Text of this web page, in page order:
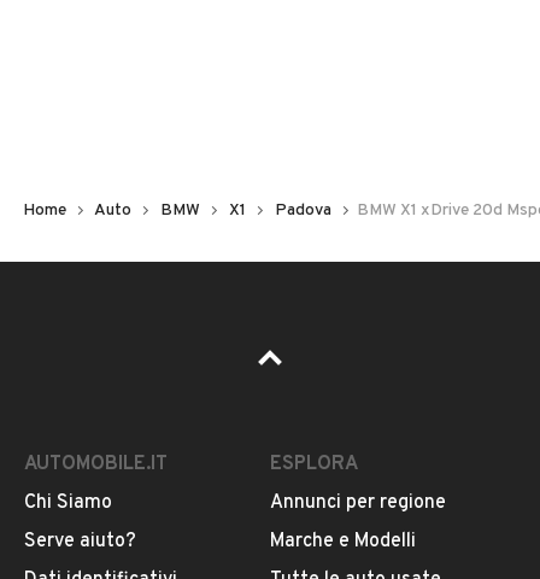
Pubblicità
Home Auto BMW X1 Padova BMW X1 xDrive 20d
AUTOMOBILE.IT
Chi Siamo
Serve aiuto?
ESPLORA
Annunci per regione
Marche e Modelli